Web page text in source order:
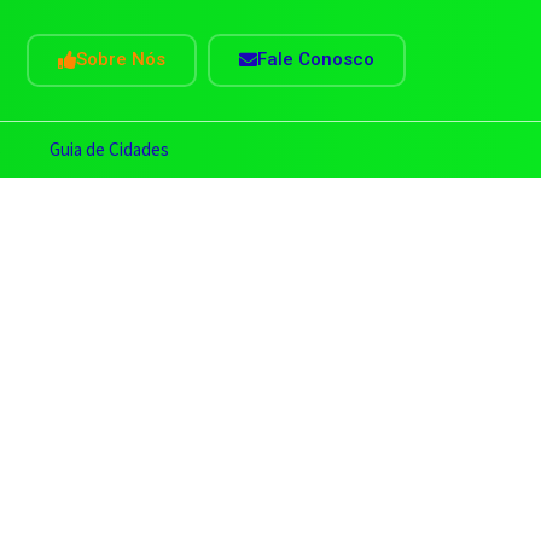
Sobre Nós Fale Conosco
Guia de Cidades